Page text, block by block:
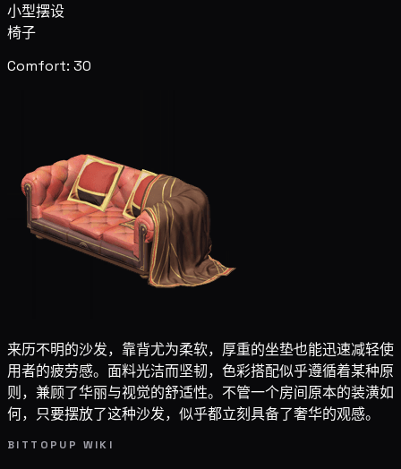
小型摆设
椅子
Comfort: 30
来历不明的沙发，靠背尤为柔软，厚重的坐垫也能迅速减轻使
用者的疲劳感。面料光洁而坚韧，色彩搭配似乎遵循着某种原
则，兼顾了华丽与视觉的舒适性。不管一个房间原本的装潢如
何，只要摆放了这种沙发，似乎都立刻具备了奢华的观感。
BITTOPUP WIKI